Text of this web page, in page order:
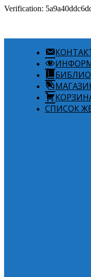
Verification:
СПИСОК